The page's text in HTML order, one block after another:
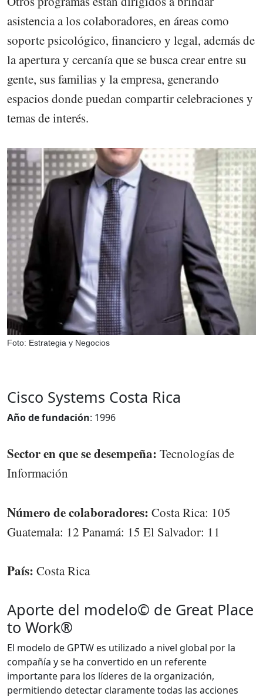
asistencia a los colaboradores, en áreas como
soporte psicológico, financiero y legal, además de
la apertura y cercanía que se busca crear entre su
gente, sus familias y la empresa, generando
espacios donde puedan compartir celebraciones y
temas de interés.
Foto: Estrategia y Negocios
Cisco Systems Costa Rica
Año de fundación: 1996
Sector en que se desempeña: Tecnologías de
Información
Número de colaboradores: Costa Rica: 105
Guatemala: 12 Panamá: 15 El Salvador: 11
País: Costa Rica
Aporte del modelo© de Great Place
to Work®
El modelo de GPTW es utilizado a nivel global por la
compañía y se ha convertido en un referente
importante para los líderes de la organización,
permitiendo detectar claramente todas las acciones